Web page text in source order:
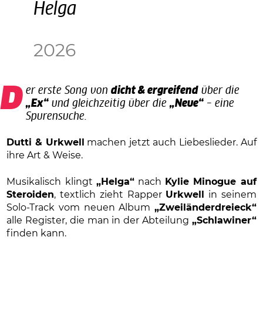
Helga
2026
Der erste Song von dicht & ergreifend über die
„Ex“ und gleichzeitig über die„Neue“ – eine
Spurensuche.
Dutti & Urkwell
machen jetzt auch Liebeslieder. Auf
ihre Art & Weise.
Musikalisch klingt „Helga“nach
Kylie Minogue auf
Steroiden, textlich zieht Rapper Urkwell
in seinem
Solo-Track vom neuen Album „Zweiländerdreieck“
alle Register, die man in der Abteilung „Schlawiner“
finden kann.